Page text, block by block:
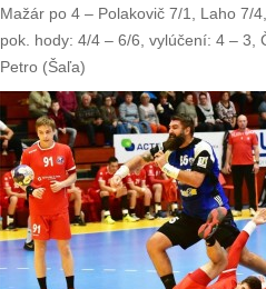
Mažár po 4 – Polakovič 7/1, Laho 7/
pok. hody: 4/4 – 6/6, vylúčení: 4 – 3,
Petro (Šaľa)